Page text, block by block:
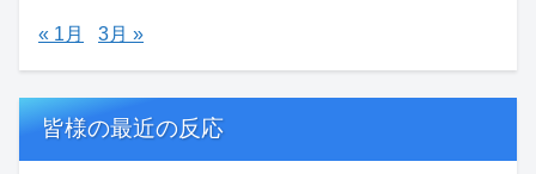
« 1月 3月 »
皆様の最近の反応